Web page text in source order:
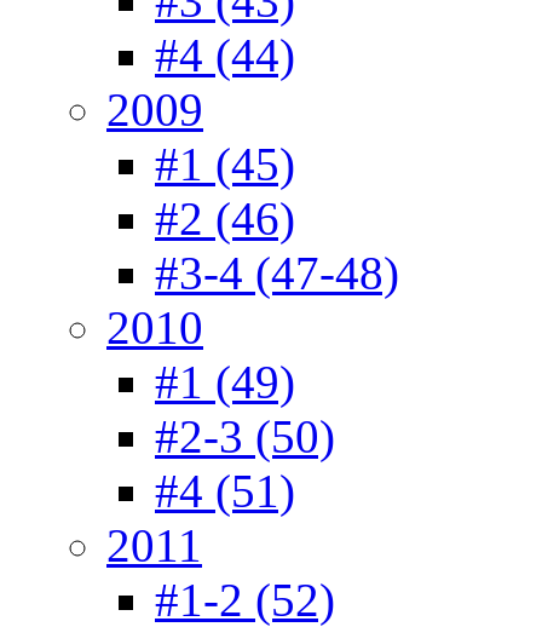
#4 (44)
2009
#1 (45)
#2 (46)
#3-4 (47-48)
2010
#1 (49)
#2-3 (50)
#4 (51)
2011
#1-2 (52)